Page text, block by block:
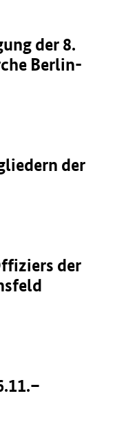
der 8.
Berlin-
der
der